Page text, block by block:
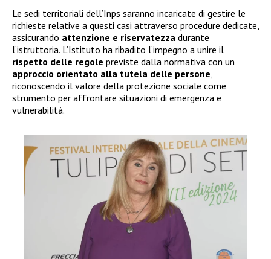
Le sedi territoriali dell’Inps saranno incaricate di gestire le
richieste relative a questi casi attraverso procedure dedicate,
assicurando attenzione e riservatezza durante
l’istruttoria. L’Istituto ha ribadito l’impegno a unire il
rispetto delle regole previste dalla normativa con un
approccio orientato alla tutela delle persone,
riconoscendo il valore della protezione sociale come
strumento per affrontare situazioni di emergenza e
vulnerabilità.